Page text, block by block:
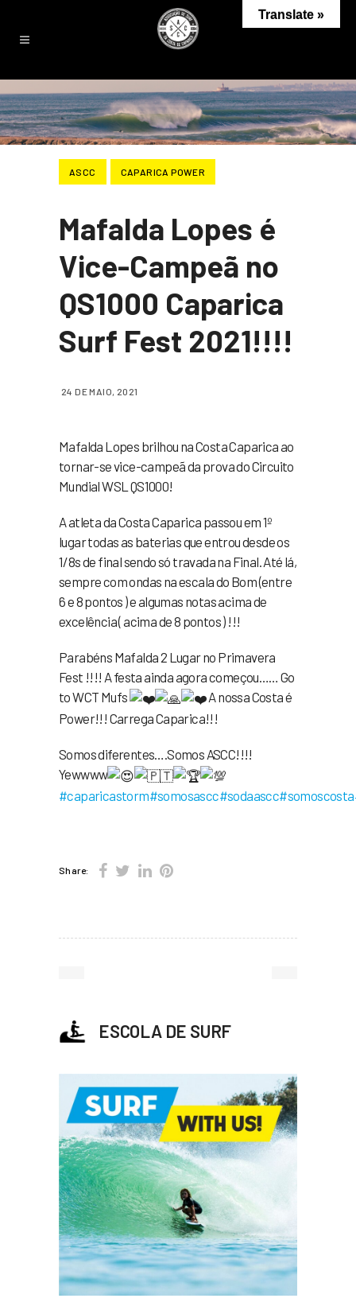
ASCC CAPARICA POWER
Mafalda Lopes é
Vice-Campeã no
QS1000 Caparica
Surf Fest 2021!!!!
24 DE MAIO, 2021
Mafalda Lopes brilhou na Costa Caparica ao
tornar-se vice-campeã da prova do Circuito
Mundial WSL QS1000!
A atleta da Costa Caparica passou em 1º
lugar todas as baterias que entrou desde os
1/8s de final sendo só travada na Final. Até lá,
sempre com ondas na escala do Bom (entre
6 e 8 pontos ) e algumas notas acima de
excelência ( acima de 8 pontos ) !!!
Parabéns Mafalda 2 Lugar no Primavera
Fest !!!! A festa ainda agora começou…… Go
to WCT Mufs
A nossa Costa é
Power!!! Carrega Caparica!!!
Somos diferentes….Somos ASCC!!!!
Yewwww
#caparicastorm#somosascc#sodaascc#somoscosta
Share:
ESCOLA DE SURF
Translate »